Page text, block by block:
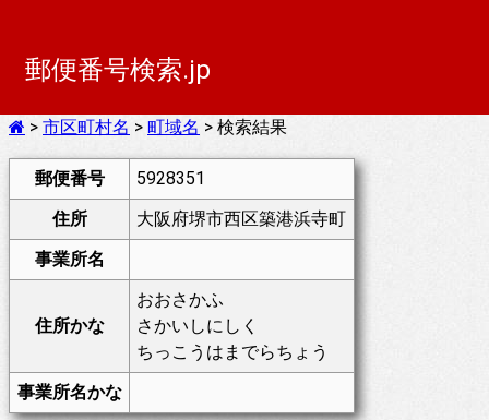
郵便番号検索.jp
> 市区町村名 > 町域名 > 検索結果
郵便番号
5928351
住所
大阪府堺市西区築港浜寺町
事業所名
住所かな
おおさかふ
さかいしにしく
ちっこうはまでらちょう
事業所名かな